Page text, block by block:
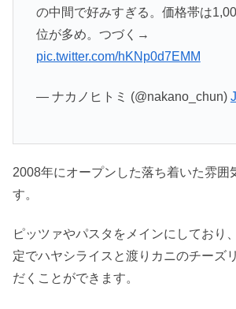
の中間で好みすぎる。価格帯は
位が多め。つづく→
pic.twitter.com/hKNp0d7EMM
— ナカノヒトミ (@nakano_chun)
2008年にオープンした落ち着いた雰囲
す。
ピッツァやパスタをメインにしており
定でハヤシライスと渡りカニのチーズ
だくことができます。